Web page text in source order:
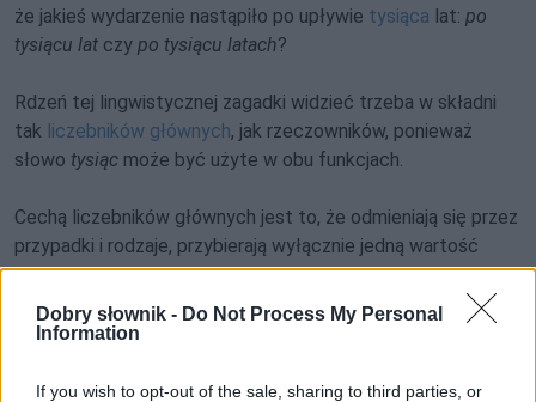
Dobry słownik - Do Not Process My Personal
Information
If you wish to opt-out of the sale, sharing to third parties, or
że jakieś wydarzenie nastąpiło po upływie tysiąca lat: po
tysiącu lat czy po tysiącu latach?
Rdzeń tej lingwistycznej zagadki widzieć trzeba w składni
tak liczebników głównych, jak rzeczowników, ponieważ
słowo tysiąc może być użyte w obu funkcjach.
Cechą liczebników głównych jest to, że odmieniają się przez
przypadki i rodzaje, przybierają wyłącznie jedną wartość
liczby gramatycznej, a gdy wchodzą w relację z
czasownikiem w czasie przeszłym – przyłączają zazwyczaj
orzeczenie w liczbie pojedynczej rodzaju nijakiego.
Rzeczowniki zasadniczodeklinują sięprzez przypadki i